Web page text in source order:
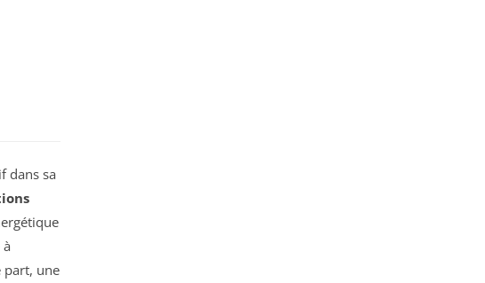
dans sa
part, une